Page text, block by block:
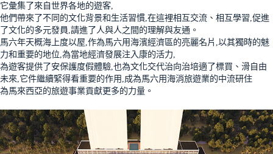
它彙集了來自世界各地的遊客,
他們帶來了不同的文化背景和生活習慣,在這裡相互交流、相互學習,促進
了文化的多元發員,請進了人與人之間的理解與友通。
馬六年天概海上度以屋,作為馬六用海濱經濟區的亮麗名片,以其獨時的魅
力和重要的地位,為當地經濟發展注入康的活力,
為遊客提供了安保護度假體驗,也為文化交代治向治培適了標買、滑自由
未來,它件繼續緊得看重要的作用,成為馬六用海消旅遊業的中流研住
為馬來西亞的旅遊事業貢獻更多的力量。